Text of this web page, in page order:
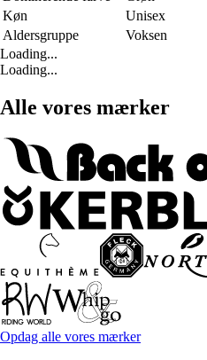
Køn
Unisex
Aldersgruppe
Voksen
Loading...
Loading...
Alle vores mærker
Opdag alle vores mærker